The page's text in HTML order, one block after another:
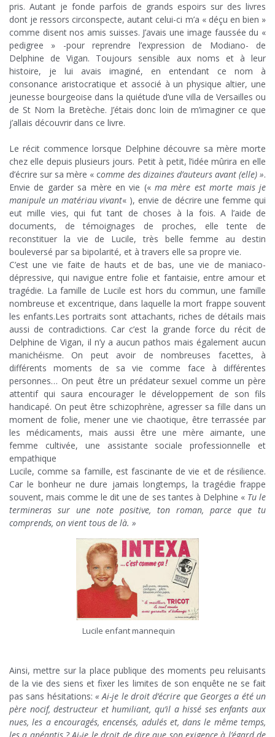
pris. Autant je fonde parfois de grands espoirs sur des livres
dont je ressors circonspecte, autant celui-ci m’a « déçu en bien »
comme disent nos amis suisses. J’avais une image faussée du «
pedigree » -pour reprendre l’expression de Modiano- de
Delphine de Vigan. Toujours sensible aux noms et à leur
histoire, je lui avais imaginé, en entendant ce nom à
consonance aristocratique et associé à un physique altier, une
jeunesse bourgeoise dans la quiétude d’une villa de Versailles ou
de St Nom la Bretèche. J’étais donc loin de m’imaginer ce que
j’allais découvrir dans ce livre.
Le récit commence lorsque Delphine découvre sa mère morte
chez elle depuis plusieurs jours. Petit à petit, l’idée mûrira en elle
d’écrire sur sa mère « comme des dizaines d’auteurs avant (elle) ».
Envie de garder sa mère en vie («ma mère est morte mais je
manipule un matériau vivant« ), envie de décrire une femme qui
eut mille vies, qui fut tant de choses à la fois. A l’aide de
documents, de témoignages de proches, elle tente de
reconstituer la vie de Lucile, très belle femme au destin
bouleversé par sa bipolarité, et à travers elle sa propre vie.
C’est une vie faite de hauts et de bas, une vie de maniaco-
dépressive, qui navigue entre folie et fantaisie, entre amour et
tragédie. La famille de Lucile est hors du commun, une famille
nombreuse et excentrique, dans laquelle la mort frappe souvent
les enfants.Les portraits sont attachants, riches de détails mais
aussi de contradictions. Car c’est la grande force du récit de
Delphine de Vigan, il n’y a aucun pathos mais également aucun
manichéisme. On peut avoir de nombreuses facettes, à
différents moments de sa vie comme face à différentes
personnes… On peut être un prédateur sexuel comme un père
attentif qui saura encourager le développement de son fils
handicapé. On peut être schizophrène, agresser sa fille dans un
moment de folie, mener une vie chaotique, être terrassée par
les médicaments, mais aussi être une mère aimante, une
femme cultivée, une assistante sociale professionnelle et
empathique
Lucile, comme sa famille, est fascinante de vie et de résilience.
Car le bonheur ne dure jamais longtemps, la tragédie frappe
souvent, mais comme le dit une de ses tantes à Delphine « Tu le
termineras sur une note positive, ton roman, parce que tu
comprends, on vient tous de là. »
Lucile enfant mannequin
Ainsi, mettre sur la place publique des moments peu reluisants
de la vie des siens et fixer les limites de son enquête ne se fait
pas sans hésitations: « Ai-je le droit d’écrire que Georges a été un
père nocif, destructeur et humiliant, qu’il a hissé ses enfants aux
nues, les a encouragés, encensés, adulés et, dans le même temps,